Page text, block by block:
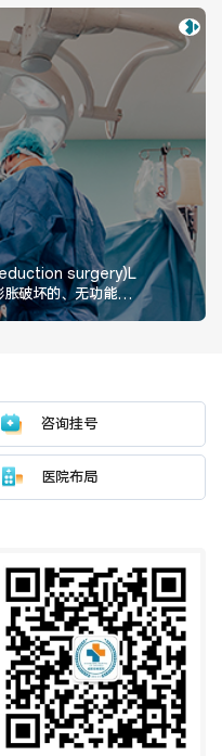
surgery)L
破坏的、无功能的
称为肺部分切除术
咨询挂号
医院布局